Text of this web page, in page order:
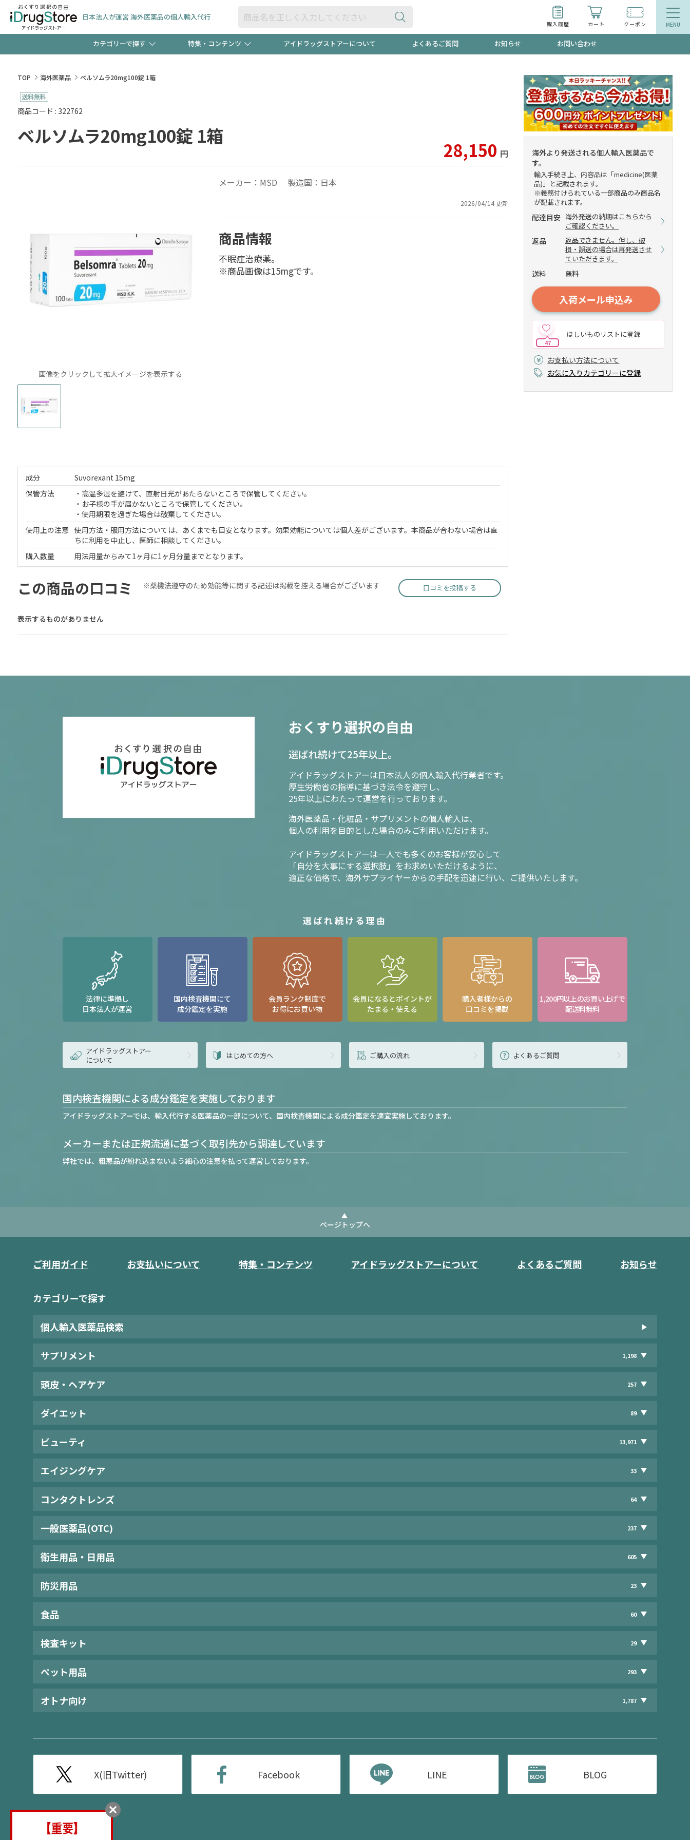
日本法人が運営 海外医薬品の個人輸入代行
購入履歴 カート クーポン
カテゴリーで探す
食品
検査キット ペット用品
特集・コンテンツ
【週末限定】新規会員登録ポイント2倍600円分プレ
【早割】お得なクーポン"3種類"出現中！今月のスト
極冷メントールで、夏の頭皮ストレスを完全リセッ
ト！
新規登録で！今すぐ使えるクーポンプレゼント中！！
友だち大募集！限定クーポンも不定期配信
アイドラッグストアーについて よくあるご質問 お知らせ お問い合わせ
TOP 海外医薬品 ベルソムラ20mg100錠 1箱
商品コード : 322762
ベルソムラ20mg100錠 1箱
28,150 円
画像をクリックして拡大イメージを表示する
メーカー：MSD 製造国：日本
2026/04/14 更新
商品情報
不眠症治療薬。
※商品画像は15mgです。
海外より発送される個人輸入医薬品で
す。
輸入手続き上、内容品は「medicine(医薬
品)」と記載されます。
※義務付けられている一部商品のみ商品名
が記載されます。
配達目安 海外発送の納期はこちらから
ご確認ください。
返品
返品できません。但し、破
損・誤送の場合は再発送させ
ていただきます。
送料 無料
入荷メール申込み
ほしいものリストに登録
47
お支払い方法について
お気に入りカテゴリーに登録
成分
Suvorexant 15mg
保管方法
・高温多湿を避けて、直射日光があたらないところで保管してください。
・お子様の手が届かないところで保管してください。
・使用期限を過ぎた場合は破棄してください。
使用上の注意 使用方法・服用方法については、あくまでも目安となります。効果効能については個人差がございます。本商品が合わない場合は直
ちに利用を中止し、医師に相談してください。
購入数量
用法用量からみて1ヶ月に1ヶ月分量までとなります。
この商品の口コミ ※薬機法遵守のため効能等に関する記述は掲載を控える場合がございます 口コミを投稿する
表示するものがありません
おくすり選択の自由
選ばれ続けて25年以上。
アイドラッグストアーは日本法人の個人輸入代行業者です。
厚生労働省の指導に基づき法令を遵守し、
25年以上にわたって運営を行っております。
海外医薬品・化粧品・サプリメントの個人輸入は、
個人の利用を目的とした場合のみご利用いただけます。
アイドラッグストアーは一人でも多くのお客様が安心して
「自分を大事にする選択肢」をお求めいただけるように、
適正な価格で、海外サプライヤーからの手配を迅速に行い、ご提供いたします。
選ばれ続ける理由
法律に準拠し
日本法人が運営
国内検査機関にて
成分鑑定を実施
会員ランク制度で
お得にお買い物
会員になるとポイントが
たまる・使える
購入者様からの
口コミを掲載
1,200円以上のお買い上げで
配送料無料
アイドラッグストアー
について
はじめての方へ ご購入の流れ よくあるご質問
国内検査機関による成分鑑定を実施しております
アイドラッグストアーでは、輸入代行する医薬品の一部について、国内検査機関による成分鑑定を適宜実施しております。
メーカーまたは正規流通に基づく取引先から調達しています
弊社では、粗悪品が紛れ込まないよう細心の注意を払って運営しております。
ページトップへ
ご利用ガイド お支払いについて 特集・コンテンツ アイドラッグストアーについて よくあるご質問 お知らせ
カテゴリーで探す
個人輸入医薬品検索
サプリメント 1,198
頭皮・ヘアケア 257
ダイエット 89
ビューティ 13,971
エイジングケア 33
コンタクトレンズ 64
一般医薬品(OTC) 237
衛生用品・日用品 605
防災用品 23
食品 60
検査キット 29
ペット用品 293
オトナ向け 1,787
X(旧Twitter) Facebook LINE BLOG